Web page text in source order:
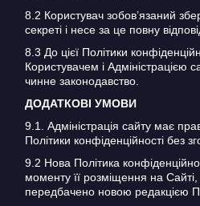
8.2 Користувач зобов’язаний
секреті і несе за це повну
8.3 До цієї Політики
Користувачем і Адміністрацією
чинне законодавство.
ДОДАТКОВІ УМОВИ
9.1. Адміністрація сайту має
Політики конфіденційності без
9.2 Нова Політика
моменту її розміщення на
передбачено новою редакцією